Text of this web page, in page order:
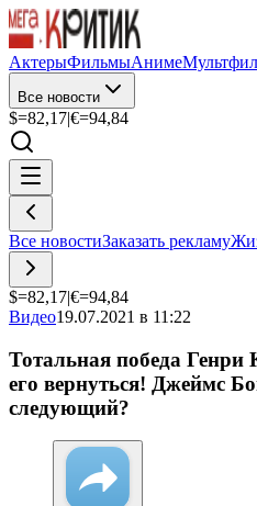
АктерыФильмыАниме
Все новости
$=82,17|€=94,84
Все новостиЗаказать рекламу
$=82,17|€=94,84
Видео19.07.2021 в 11:22
Тотальная победа
его вернуться! Джеймс
следующий?